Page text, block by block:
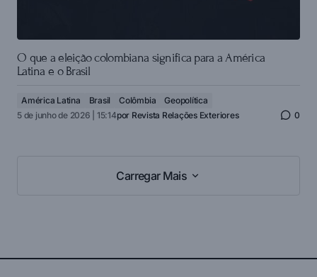
O que a eleição colombiana significa para a América
Latina e o Brasil
América Latina Brasil Colômbia
Geopolítica
5 de junho de 2026 | 15:14por Revista Relações Exteriores 0
Carregar Mais